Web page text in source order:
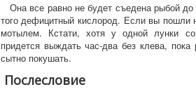
Она все равно не будет съедена рыбой до
того дефицитный кислород. Если вы пошли
мотылем. Кстати, хотя у одной лунки
придется выждать час-два без клева,
сытно покушать.
Послесловие